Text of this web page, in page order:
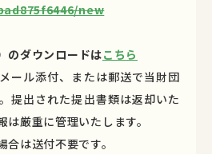
new
のダウンロードはこちら
ール添付、または郵送で当財団
提出された提出書類は返却いた
は厳重に管理いたします。
は送付不要です。